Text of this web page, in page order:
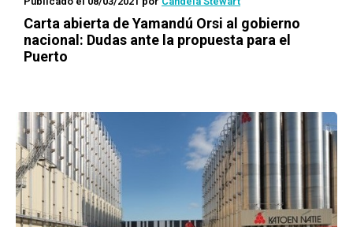
Carta abierta de Yamandú Orsi al gobierno
nacional: Dudas ante la propuesta para el
Puerto